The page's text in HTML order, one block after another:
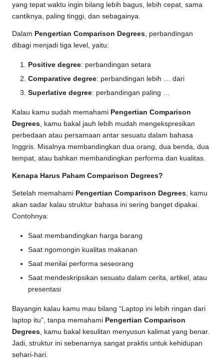
yang tepat waktu ingin bilang lebih bagus, lebih cepat, sama
cantiknya, paling tinggi, dan sebagainya.
Dalam Pengertian Comparison Degrees , perbandingan
dibagi menjadi tiga level, yaitu:
Positive degree: perbandingan setara
Comparative degree: perbandingan lebih … dari
Superlative degree: perbandingan paling …
Kalau kamu sudah memahami Pengertian Comparison
Degrees, kamu bakal jauh lebih mudah mengekspresikan
perbedaan atau persamaan antar sesuatu dalam bahasa
Inggris. Misalnya membandingkan dua orang, dua benda, dua
tempat, atau bahkan membandingkan performa dan kualitas.
Kenapa Harus Paham Comparison Degrees?
Setelah memahami Pengertian Comparison Degrees, kamu
akan sadar kalau struktur bahasa ini sering banget dipakai.
Contohnya:
Saat membandingkan harga barang
Saat ngomongin kualitas makanan
Saat menilai performa seseorang
Saat mendeskripsikan sesuatu dalam cerita, artikel, atau
presentasi
Bayangin kalau kamu mau bilang “Laptop ini lebih ringan dari
laptop itu”, tanpa memahami Pengertian Comparison
Degrees, kamu bakal kesulitan menyusun kalimat yang benar.
Jadi, struktur ini sebenarnya sangat praktis untuk kehidupan
sehari-hari.